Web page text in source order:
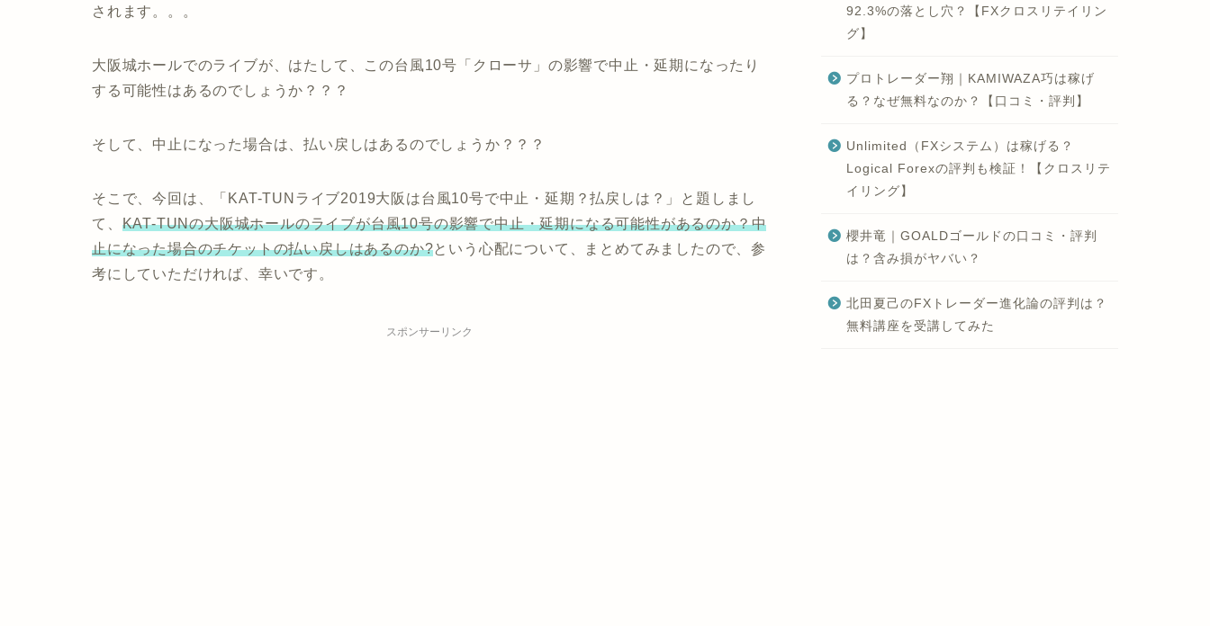
されます。。。
大阪城ホールでのライブが、はたして、この台風10号「クローサ」の影響で中止・延期になったり
する可能性はあるのでしょうか？？？
そして、中止になった場合は、払い戻しはあるのでしょうか？？？
そこで、今回は、
「KAT-TUNライブ2019大阪は台風10号で中止・延期？払戻しは？」と題しまし
て、 KAT-TUNの大阪城ホールのライブが台風10号の影響で中止・延期になる可能性があるのか？中
止になった場合のチケットの払い戻しはあるのか?という心配について、まとめてみましたので、参
考にしていただければ、幸いです。
スポンサーリンク
92.3%の落とし穴？【FXクロスリテイリン
グ】
プロトレーダー翔｜KAMIWAZA巧は稼げ
る？なぜ無料なのか？【口コミ・評判】
Unlimited（FXシステム）は稼げる？
Logical Forexの評判も検証！【クロスリテ
イリング】
櫻井竜｜GOALDゴールドの口コミ・評判
は？含み損がヤバい？
北田夏己のFXトレーダー進化論の評判は？
無料講座を受講してみた